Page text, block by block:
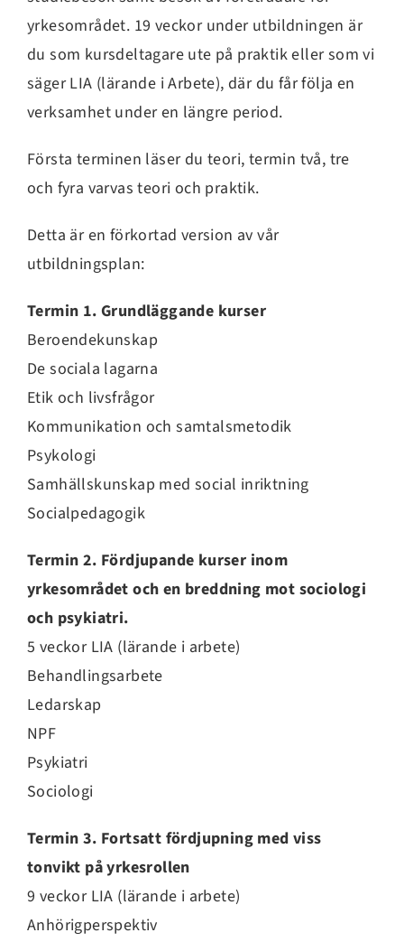
yrkesområdet. 19 veckor under utbildningen är
du som kursdeltagare ute på praktik eller som vi
säger LIA (lärande i Arbete), där du får följa en
verksamhet under en längre period.
Första terminen läser du teori, termin två, tre
och fyra varvas teori och praktik.
Detta är en förkortad version av vår
utbildningsplan:
Termin 1. Grundläggande kurser
Beroendekunskap
De sociala lagarna
Etik och livsfrågor
Kommunikation och samtalsmetodik
Psykologi
Samhällskunskap med social inriktning
Socialpedagogik
Termin 2. Fördjupande kurser inom
yrkesområdet och en breddning mot sociologi
och psykiatri.
5 veckor LIA (lärande i arbete)
Behandlingsarbete
Ledarskap
NPF
Psykiatri
Sociologi
Termin 3. Fortsatt fördjupning med viss
tonvikt på yrkesrollen
9 veckor LIA (lärande i arbete)
Anhörigperspektiv